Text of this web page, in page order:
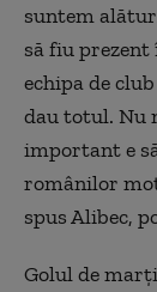
suntem
să fiu prezent
echipa de
dau totul. Nu
important e
românilor
spus Alibec,
Golul de